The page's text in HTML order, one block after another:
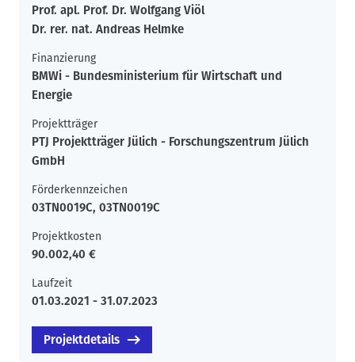
Prof. apl. Prof. Dr. Wolfgang Viöl
Dr. rer. nat. Andreas Helmke
Finanzierung
BMWi - Bundesministerium für Wirtschaft und
Energie
Projektträger
PTJ Projektträger Jülich - Forschungszentrum Jülich
GmbH
Förderkennzeichen
03TN0019C, 03TN0019C
Projektkosten
90.002,40 €
Laufzeit
01.03.2021 - 31.07.2023
Projektdetails